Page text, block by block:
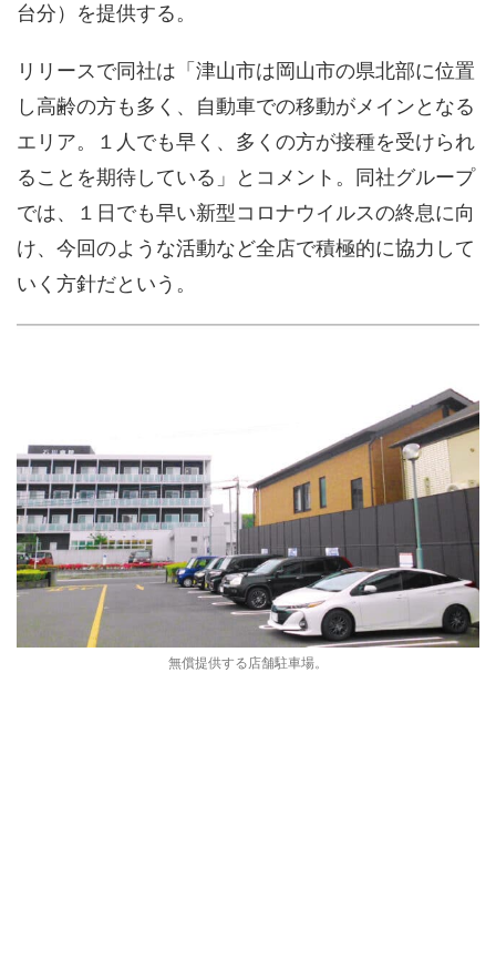
台分）を提供する。
リリースで同社は「津山市は岡山市の県北部に位置
し高齢の方も多く、自動車での移動がメインとなる
エリア。１人でも早く、多くの方が接種を受けられ
ることを期待している」とコメント。同社グループ
では、１日でも早い新型コロナウイルスの終息に向
け、今回のような活動など全店で積極的に協力して
いく方針だという。
無償提供する店舗駐車場。